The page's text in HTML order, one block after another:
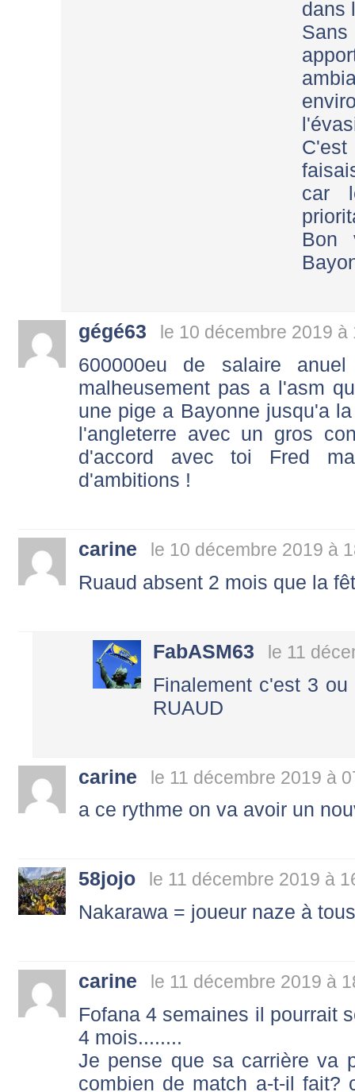
dans
car
Bon
gégé63 le 10 décembre 2019 à
600000eu de salaire
malheusement pas a l'asm
une pige a Bayonne jusqu'a
l'angleterre avec un gros
d'accord avec toi Fred
d'ambitions !
carine le 10 décembre 2019 à
Ruaud absent 2 mois que la
FabASM63 le 11
Finalement c'est 3
RUAUD
carine le 11 décembre 2019 à
a ce rythme on va avoir un
58jojo le 11 décembre 2019 à
Nakarawa = joueur naze à
carine le 11 décembre 2019 à
Fofana 4 semaines il pourrait
4 mois........
Je pense que sa carrière va
combien de match a-t-il fait?